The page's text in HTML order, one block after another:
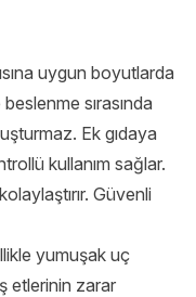
uygun boyutlarda
sırasında
Ek gıdaya
kullanım sağlar.
Güvenli
yumuşak uç
etlerinin zarar